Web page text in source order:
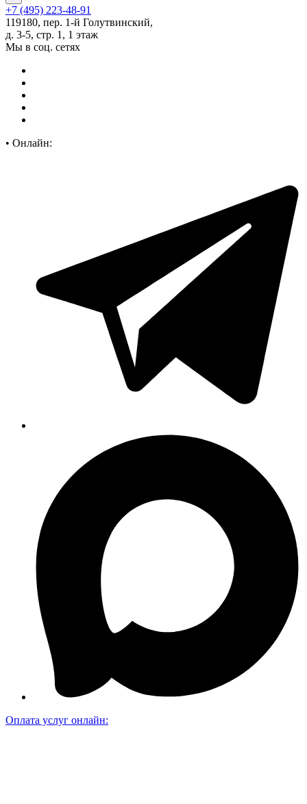
+7 (495) 223-48-91
119180, пер. 1-й Голутвинский,
д. 3-5, стр. 1, 1 этаж
Мы в соц. сетях
• Онлайн:
Оплата услуг онлайн: